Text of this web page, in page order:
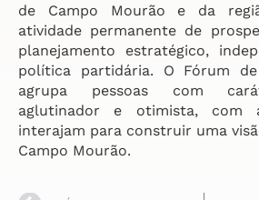
de Campo Mourão e da
atividade permanente de
planejamento estratégico,
política partidária. O Fórum de
agrupa pessoas com
aglutinador e otimista, com
interajam para construir uma
Campo Mourão.